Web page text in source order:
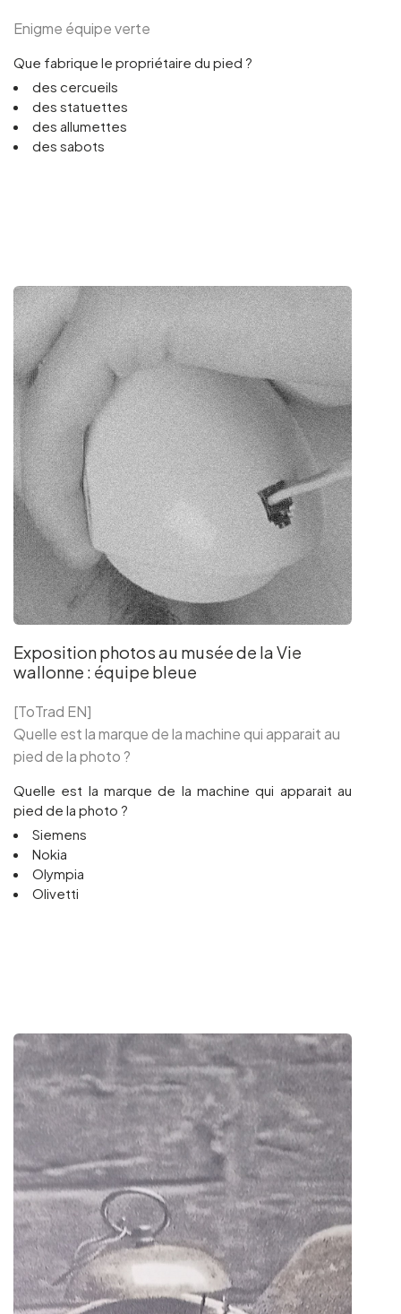
Enigme équipe verte
Que fabrique le propriétaire du pied ?
des cercueils
des statuettes
des allumettes
des sabots
Exposition photos au musée de la Vie
wallonne : équipe bleue
[ToTrad EN]
Quelle est la marque de la machine qui apparait au
pied de la photo ?
Quelle est la marque de la machine qui apparait au
pied de la photo ?
Siemens
Nokia
Olympia
Olivetti